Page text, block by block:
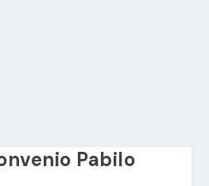
Pabilo